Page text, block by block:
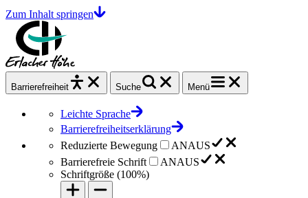
Zum Inhalt springen
Barrierefrei heit Suche Menü
Leichte Sprache
Barrierefreiheitserklärung
Reduzierte Bewegung
ANAUS
Barrierefreie Schrift
ANAUS
Schriftgröße (100%)